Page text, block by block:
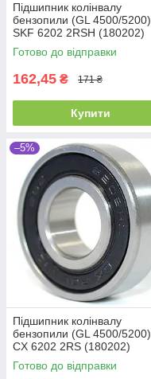
Підшипник колінвалу
бензопили (GL 4500/5200)
SKF 6202 2RSH (180202)
Промислова упаковка
(15x35x11)
Готово до відправки
162,45 ₴ 171 ₴
Купити
–5%
Підшипник колінвалу
бензопили (GL 4500/5200)
CX 6202 2RS (180202)
(15x35x11)
Готово до відправки